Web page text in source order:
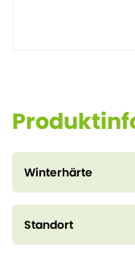
Winterhärte
Standort